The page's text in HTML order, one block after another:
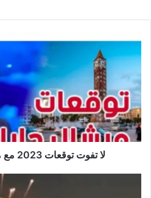
توقعات
مع
ميشال
حايك
لتونس
لا تفوت توقعات 2023 مع ميشال حايك لتونس